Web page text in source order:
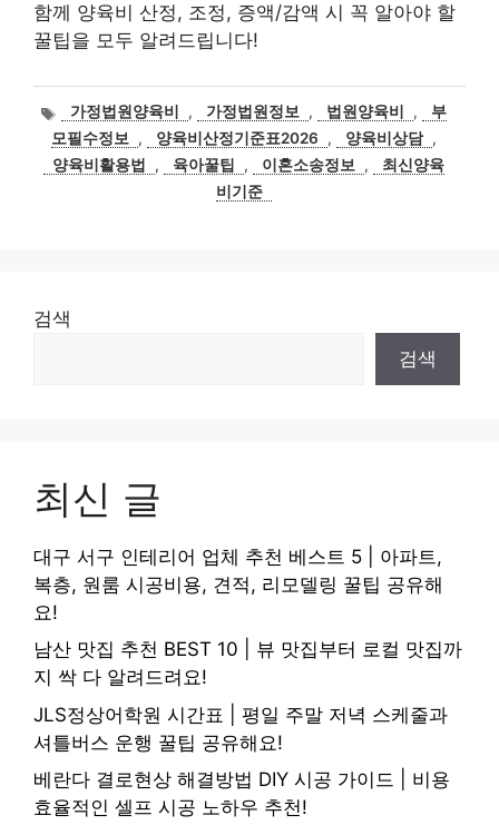
함께 양육비 산정, 조정, 증액/감액 시 꼭 알아야 할
꿀팁을 모두 알려드립니다!
태
그
가정법원양육비 , 가정법원정보 , 법원양육비 ,
부
모필수정보
, 양육비산정기준표2026 , 양육비상담 ,
양육비활용법
, 육아꿀팁 , 이혼소송정보 ,
최신양육
비기준
검색
검색
최신 글
대구 서구 인테리어 업체 추천 베스트 5 | 아파트,
복층, 원룸 시공비용, 견적, 리모델링 꿀팁 공유해
요!
남산 맛집 추천 BEST 10 | 뷰 맛집부터 로컬 맛집까
지 싹 다 알려드려요!
JLS정상어학원 시간표 | 평일 주말 저녁 스케줄과
셔틀버스 운행 꿀팁 공유해요!
베란다 결로현상 해결방법 DIY 시공 가이드 | 비용
효율적인 셀프 시공 노하우 추천!